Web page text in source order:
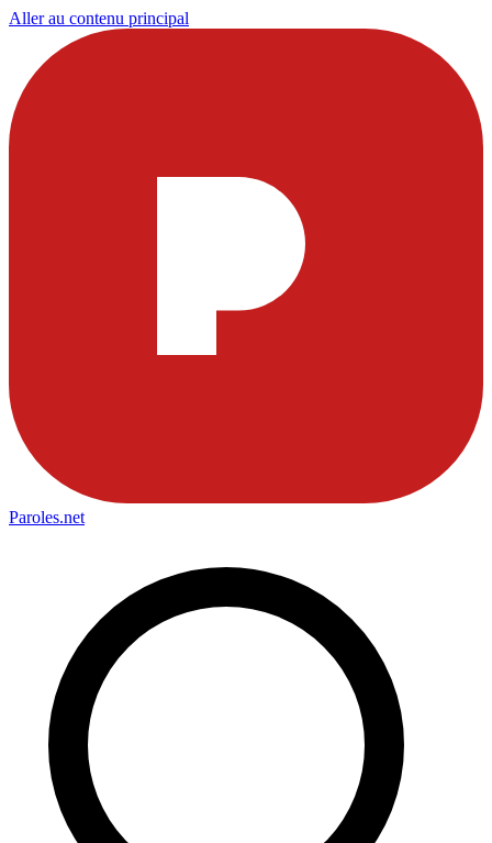
Aller au contenu principal
Paroles.net